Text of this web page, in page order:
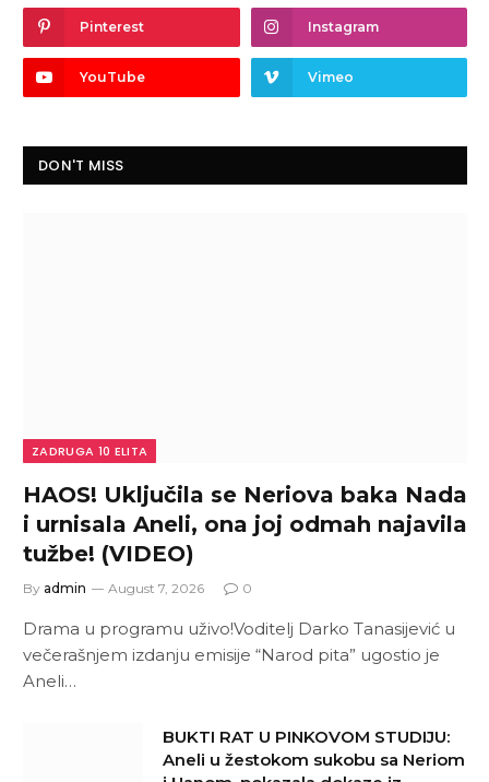
Pinterest Instagram
YouTube Vimeo
DON'T MISS
ZADRUGA 10 ELITA
HAOS! Uključila se Neriova baka Nada
i urnisala Aneli, ona joj odmah najavila
tužbe! (VIDEO)
By admin August 7, 2026 0
Drama u programu uživo!Voditelj Darko Tanasijević u
večerašnjem izdanju emisije “Narod pita” ugostio je
Aneli…
BUKTI RAT U PINKOVOM STUDIJU:
Aneli u žestokom sukobu sa Neriom